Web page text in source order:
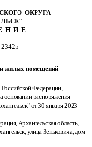
ОКРУГА
2342р
и жилых помещений
Федерации,
основании распоряжения
от 30 января 2023
Архангельская область,
улица Зеньковича, дом